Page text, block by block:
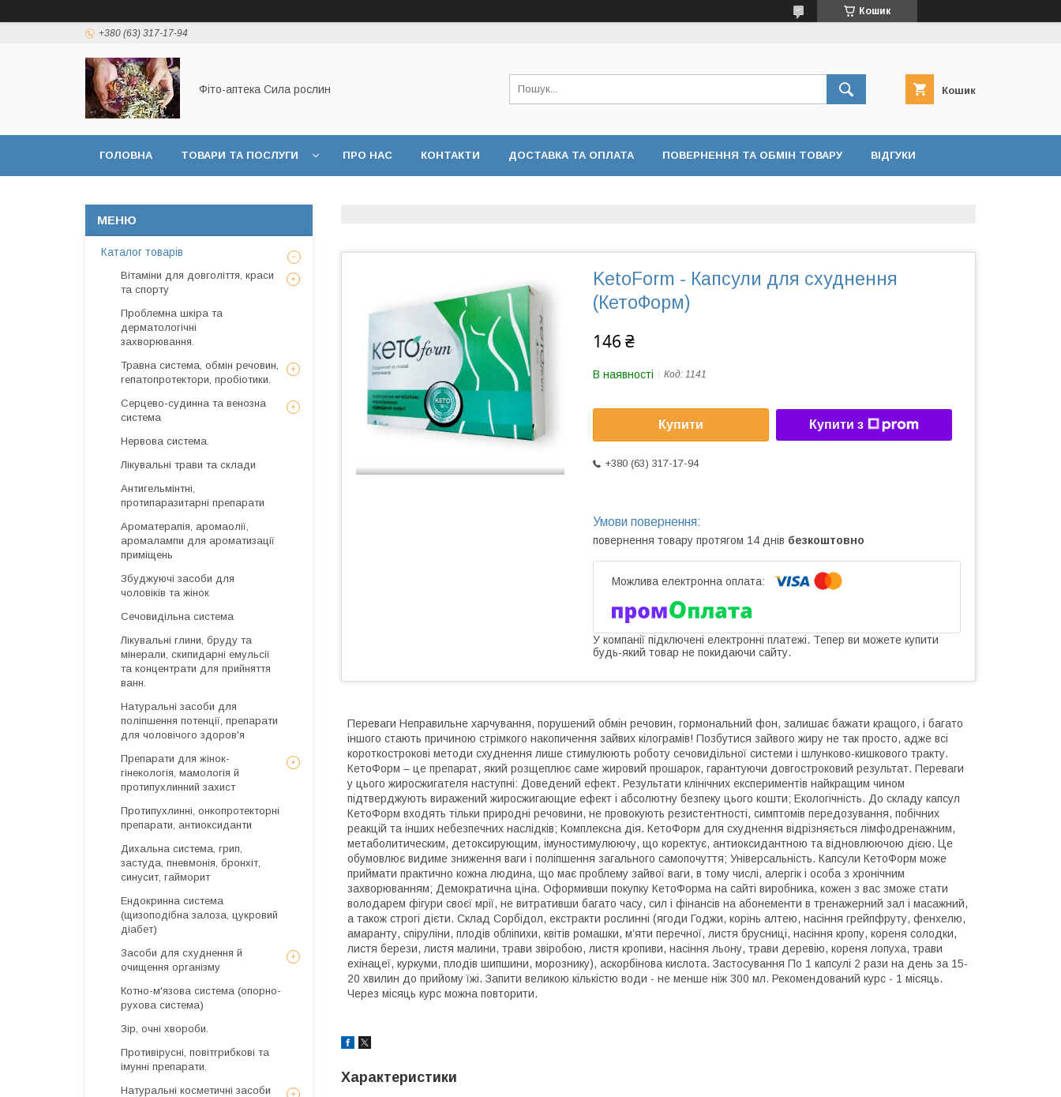
Кошик
+380 (63) 317-17-94
Фіто-аптека Сила рослин Кошик
ГОЛОВНА ТОВАРИ ТА ПОСЛУГИ ПРО НАС КОНТАКТИ ДОСТАВКА ТА ОПЛАТА ПОВЕРНЕННЯ ТА ОБМІН ТОВАРУ ВІДГУКИ
KetoForm - Капсули для схуднення
(КетоФорм)
146 ₴
В наявності Код: 1141
Купити Купити з
+380 (63) 317-17-94
повернення товару протягом 14 днів безкоштовно
У компанії підключені електронні платежі. Тепер ви можете купити
будь-який товар не покидаючи сайту.
Переваги Неправильне харчування, порушений обмін речовин, гормональний фон, залишає бажати кращого, і багато
іншого стають причиною стрімкого накопичення зайвих кілограмів! Позбутися зайвого жиру не так просто, адже всі
короткострокові методи схуднення лише стимулюють роботу сечовидільної системи і шлунково-кишкового тракту.
КетоФорм – це препарат, який розщеплює саме жировий прошарок, гарантуючи довгостроковий результат. Переваги
у цього жиросжигателя наступні: Доведений ефект. Результати клінічних експериментів найкращим чином
підтверджують виражений жиросжигающие ефект і абсолютну безпеку цього кошти; Екологічність. До складу капсул
КетоФорм входять тільки природні речовини, не провокують резистентності, симптомів передозування, побічних
реакцій та інших небезпечних наслідків; Комплексна дія. КетоФорм для схуднення відрізняється лімфодренажним,
метаболитическим, детоксирующим, імуностимулюючу, що коректує, антиоксидантною та відновлюючою дією. Це
обумовлює видиме зниження ваги і поліпшення загального самопочуття; Універсальність. Капсули КетоФорм може
приймати практично кожна людина, що має проблему зайвої ваги, в тому числі, алергік і особа з хронічним
захворюванням; Демократична ціна. Оформивши покупку КетоФорма на сайті виробника, кожен з вас зможе стати
володарем фігури своєї мрії, не витративши багато часу, сил і фінансів на абонементи в тренажерний зал і масажний,
а також строгі дієти. Склад Сорбідол, екстракти рослинні (ягоди Годжи, корінь алтею, насіння грейпфруту, фенхелю,
амаранту, спіруліни, плодів обліпихи, квітів ромашки, м’яти перечної, листя брусниці, насіння кропу, кореня солодки,
листя берези, листя малини, трави звіробою, листя кропиви, насіння льону, трави деревію, кореня лопуха, трави
ехінацеї, куркуми, плодів шипшини, морознику), аскорбінова кислота. Застосування По 1 капсулі 2 рази на день за 15-
20 хвилин до прийому їжі. Запити великою кількістю води - не менше ніж 300 мл. Рекомендований курс - 1 місяць.
Через місяць курс можна повторити.
Характеристики
Каталог товарів
Вітаміни для довголіття, краси
та спорту
Проблемна шкіра та
дерматологічні
захворювання.
Травна система, обмін речовин,
гепатопротектори, пробіотики.
Серцево-судинна та венозна
система
Нервова система.
Лікувальні трави та склади
Антигельмінтні,
протипаразитарні препарати
Ароматерапія, аромаолії,
аромалампи для ароматизації
приміщень
Збуджуючі засоби для
чоловіків та жінок
Сечовидільна система
Лікувальні глини, бруду та
мінерали, скипидарні емульсії
та концентрати для прийняття
ванн.
Натуральні засоби для
поліпшення потенції, препарати
для чоловічого здоров'я
Препарати для жінок-
гінекологія, мамологія й
протипухлинний захист
Протипухлинні, онкопротекторні
препарати, антиоксиданти
Дихальна система, грип,
застуда, пневмонія, бронхіт,
синусит, гайморит
Ендокринна система
(щизоподібна залоза, цукровий
діабет)
Засоби для схуднення й
очищення організму
Котно-м'язова система (опорно-
рухова система)
Зір, очні хвороби.
Противірусні, повітгрибкові та
імунні препарати.
Натуральні косметичні засоби